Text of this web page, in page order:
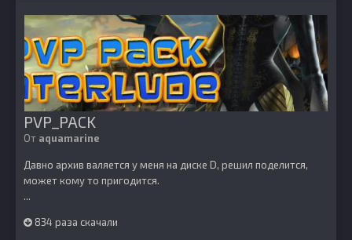
PVP_PACK
От aquamarine
Давно архив валяется у меня на диске D, решил поделится,
может кому то пригодится.
...
834 раза скачали